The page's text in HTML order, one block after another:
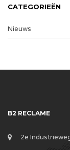
CATEGORIEËN
Nieuws
B2 RECLAME
2e